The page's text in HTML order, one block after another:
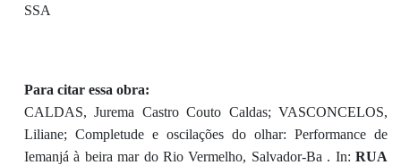
SSA
Para citar essa obra:
CALDAS, Jurema Castro Couto Caldas; VASCONCELOS,
Liliane; Completude e oscilações do olhar: Performance de
Iemanjá à beira mar do Rio Vermelho, Salvador-Ba . In: RUA